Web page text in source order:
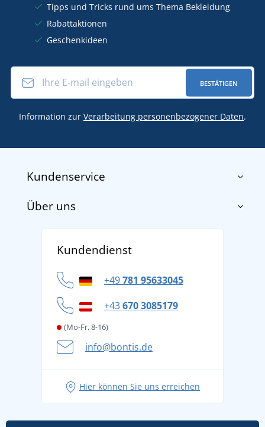
Tipps und Tricks rund ums Thema Bekleidung
Rabattaktionen
Geschenkideen
BESTÄTIGEN
Information zur Verarbeitung personenbezogener Daten.
Kundenservice
Impressum
Datenschutz
Cookie-Richtlinie
Über uns
Für Unternehmen und Organisationen
Kundendienst
+49781 95633045
+43670 3085179
(Mo-Fr, 8-16)
info@bontis.de
Hier können Sie uns erreichen